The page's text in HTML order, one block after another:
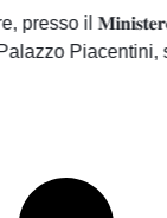
il 𝐌𝐢𝐧𝐢𝐬𝐭𝐞𝐫𝐨
Palazzo Piacentini,